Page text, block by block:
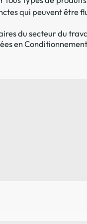
qui peuvent être
du secteur du
en